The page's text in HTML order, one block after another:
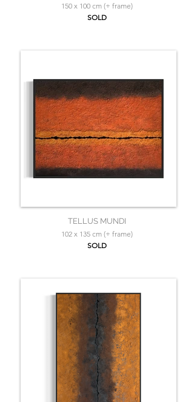
150 x 100 cm (+ frame)
SOLD
TELLUS MUNDI
102 x 135 cm (+ frame)
SOLD